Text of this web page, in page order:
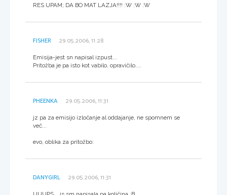
RES UPAM; DA BO MAT LAZJA!!!! :W :W :W
FISHER 29.05.2006, 11:28
Emisija-jest sn napisal izpust...
Pritožba je pa isto kot vabilo, opravičilo....
PHEENKA 29.05.2006, 11:31
jz pa za emisijo izločanje al oddajanje, ne spomnem se
več...
evo, oblika za pritožbo:
DANYGIRL 29.05.2006, 11:31